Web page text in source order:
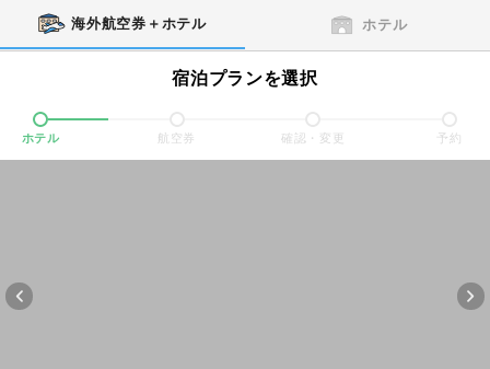
海外航空券＋ホテル ホテル
宿泊プランを選択
ホテル 航空券 確認・変更 予約